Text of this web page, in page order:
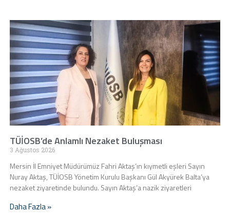
TÜİOSB’de Anlamlı Nezaket Buluşması
3 Ağustos 2026
Mersin İl Emniyet Müdürümüz Fahri Aktaş’ın kıymetli eşleri Sayın
Nuray Aktaş, TÜİOSB Yönetim Kurulu Başkanı Gül Akyürek Balta’ya
nezaket ziyaretinde bulundu. Sayın Aktaş’a nazik ziyaretleri
Daha Fazla »